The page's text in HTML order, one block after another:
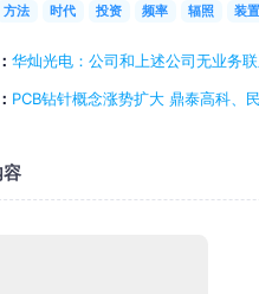
方法 时代 投资 频率 辐照 装置
华灿光电：公司和上述公司无业务
PCB钻针概念涨势扩大 鼎泰高科、